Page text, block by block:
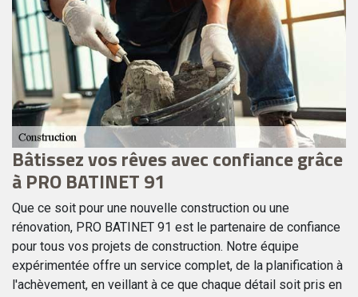
Bâtissez vos rêves avec confiance grâce
à PRO BATINET 91
Que ce soit pour une nouvelle construction ou une
rénovation, PRO BATINET 91 est le partenaire de confiance
pour tous vos projets de construction. Notre équipe
expérimentée offre un service complet, de la planification à
l'achèvement, en veillant à ce que chaque détail soit pris en